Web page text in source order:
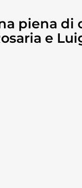
piena di
e